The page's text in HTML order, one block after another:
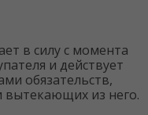
в силу с момента
и действует
обязательств,
из него.